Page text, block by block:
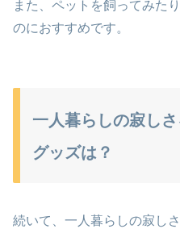
また、ペットを飼ってみた
のにおすすめです。
一人暮らしの寂し
グッズは？
続いて、一人暮らしの寂し